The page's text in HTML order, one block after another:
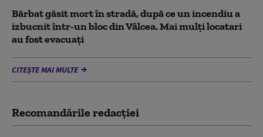
Bărbat găsit mort în stradă, după ce un incendiu a
izbucnit într-un bloc din Vâlcea. Mai mulți locatari
au fost evacuați
CITEȘTE MAI MULTE
Recomandările redacţiei